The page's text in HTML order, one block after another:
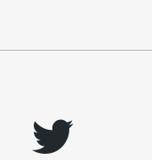
twitter